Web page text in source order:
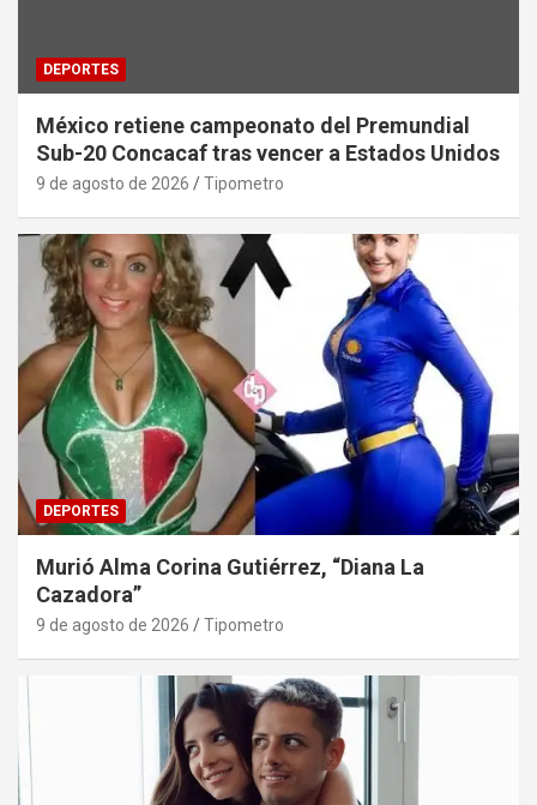
DEPORTES
México retiene campeonato del Premundial
Sub-20 Concacaf tras vencer a Estados Unidos
9 de agosto de 2026 Tipometro
DEPORTES
Murió Alma Corina Gutiérrez, “Diana La
Cazadora”
9 de agosto de 2026 Tipometro